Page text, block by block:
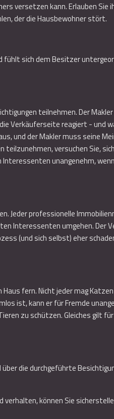
versetzen kann. Erlauben
der die Hausbewohner stört.
sich dem Besitzer
teilnehmen. Der
Verkäuferseite reagiert - und
und der Makler muss seine
versuchen Sie,
unangenehm,
Jeder professionelle
Interessenten umgehen. Der
(und sich selbst) eher
fern. Nicht jeder mag
ist, kann er für Fremde
zu schützen. Gleiches gilt
die durchgeführte
können Sie